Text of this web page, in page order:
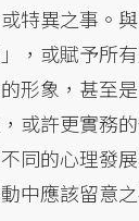
特異之事。
，或賦予所
形象，甚至
或許更實務
同的心理發
中應該留意